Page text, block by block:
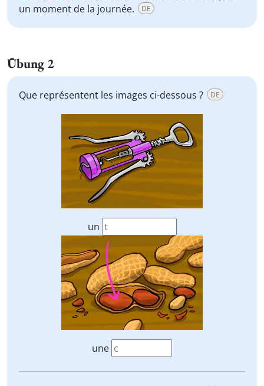
un moment de la journée.
DE
Übung 2
Que représentent les images ci-dessous ? DE
un
une